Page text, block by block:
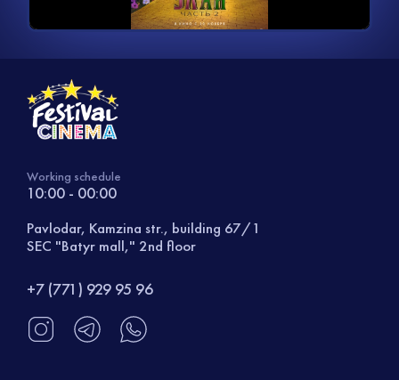
Working schedule
10:00 - 00:00
Pavlodar, Kamzina str., building 67/1
SEC "Batyr mall," 2nd floor
+7 (771) 929 95 96